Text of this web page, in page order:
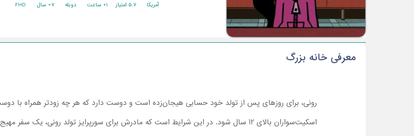
آمریکا 5.7 امتیاز 1+ ساعت دوبله 7+ سال FHD
معرفی خانه بزرگ
رونی، برای روزهای پس از تولد خود حسابی هیجان‌زده است و دوست دارد که هر چه زودتر همراه با
اسکیت‌سواران بالای 12 سال شود. در این شرایط است که مادرش برای سورپرایز تولد رونی، یک